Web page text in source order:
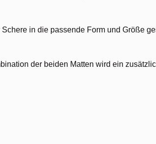
in die passende Form und Größe
der beiden Matten wird ein